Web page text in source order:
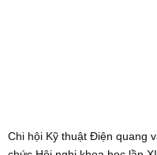
Chi hội Kỹ thuật Điện quang